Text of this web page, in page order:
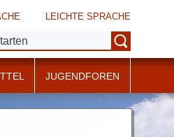
LEICHTE SPRACHE
JUGENDFOREN